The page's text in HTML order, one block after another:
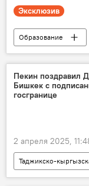
Эксклюзив
Образование
Минобрнауки
Пекин поздравил
Бишкек с
госгранице
2 апреля 2025,
Таджикско-
Китай